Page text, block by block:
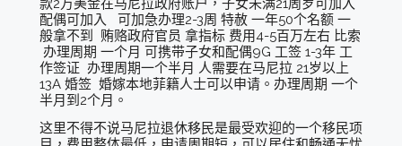
款2万美金在马尼拉政府账户，子女未满21周岁可加入
配偶可加入 可加急办理2-3周 特赦 一年50个名额 一
般拿不到 贿赂政府官员 拿指标 费用4-5百万左右 比索
办理周期 一个月 可携带子女和配偶9G 工签 1-3年 工
作签证 办理周期一个半月 人需要在马尼拉 21岁以上
13A 婚签 婚嫁本地菲籍人士可以申请。办理周期 一个
半月到2个月。
这里不得不说马尼拉退休移民是最受欢迎的一个移民项